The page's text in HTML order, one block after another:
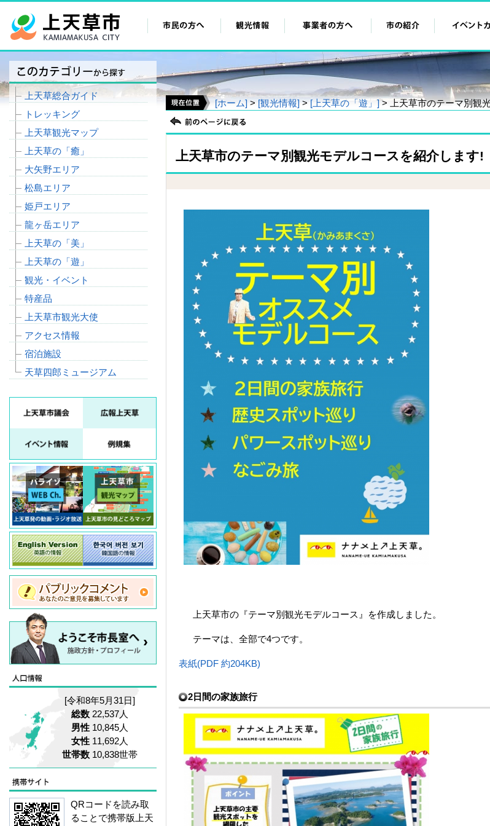
[ホーム] > [観光情報] > [上天草の「遊」]> 上天草市のテーマ別観
上天草市のテーマ別観光モデルコースを紹介します!
上天草市の『テーマ別観光モデルコース』を作成しました。
テーマは、全部で4つです。
表紙(PDF 約204KB)
2日間の家族旅行
上天草総合ガイド
トレッキング
上天草観光マップ
上天草の「癒」
大矢野エリア
松島エリア
姫戸エリア
龍ヶ岳エリア
上天草の「美」
上天草の「遊」
観光・イベント
特産品
上天草市観光大使
アクセス情報
宿泊施設
天草四郎ミュージアム
[令和8年5月31日]
総数 22,537人
男性 10,845人
女性 11,692人
世帯数 10,838世帯
QRコードを読み取
ることで携帯版上天